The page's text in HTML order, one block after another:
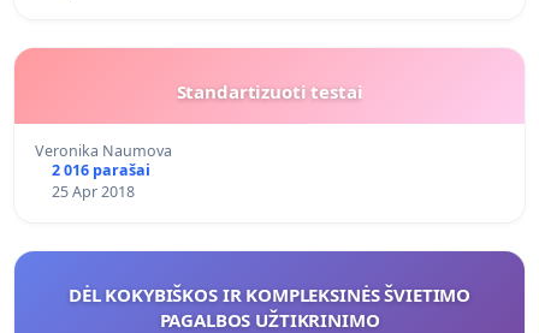
Standartizuoti testai
Veronika Naumova
2 016 parašai
25 Apr 2018
DĖL KOKYBIŠKOS IR KOMPLEKSINĖS ŠVIETIMO
PAGALBOS UŽTIKRINIMO